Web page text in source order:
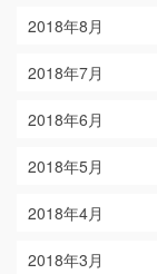
2018年8月
2018年7月
2018年6月
2018年5月
2018年4月
2018年3月